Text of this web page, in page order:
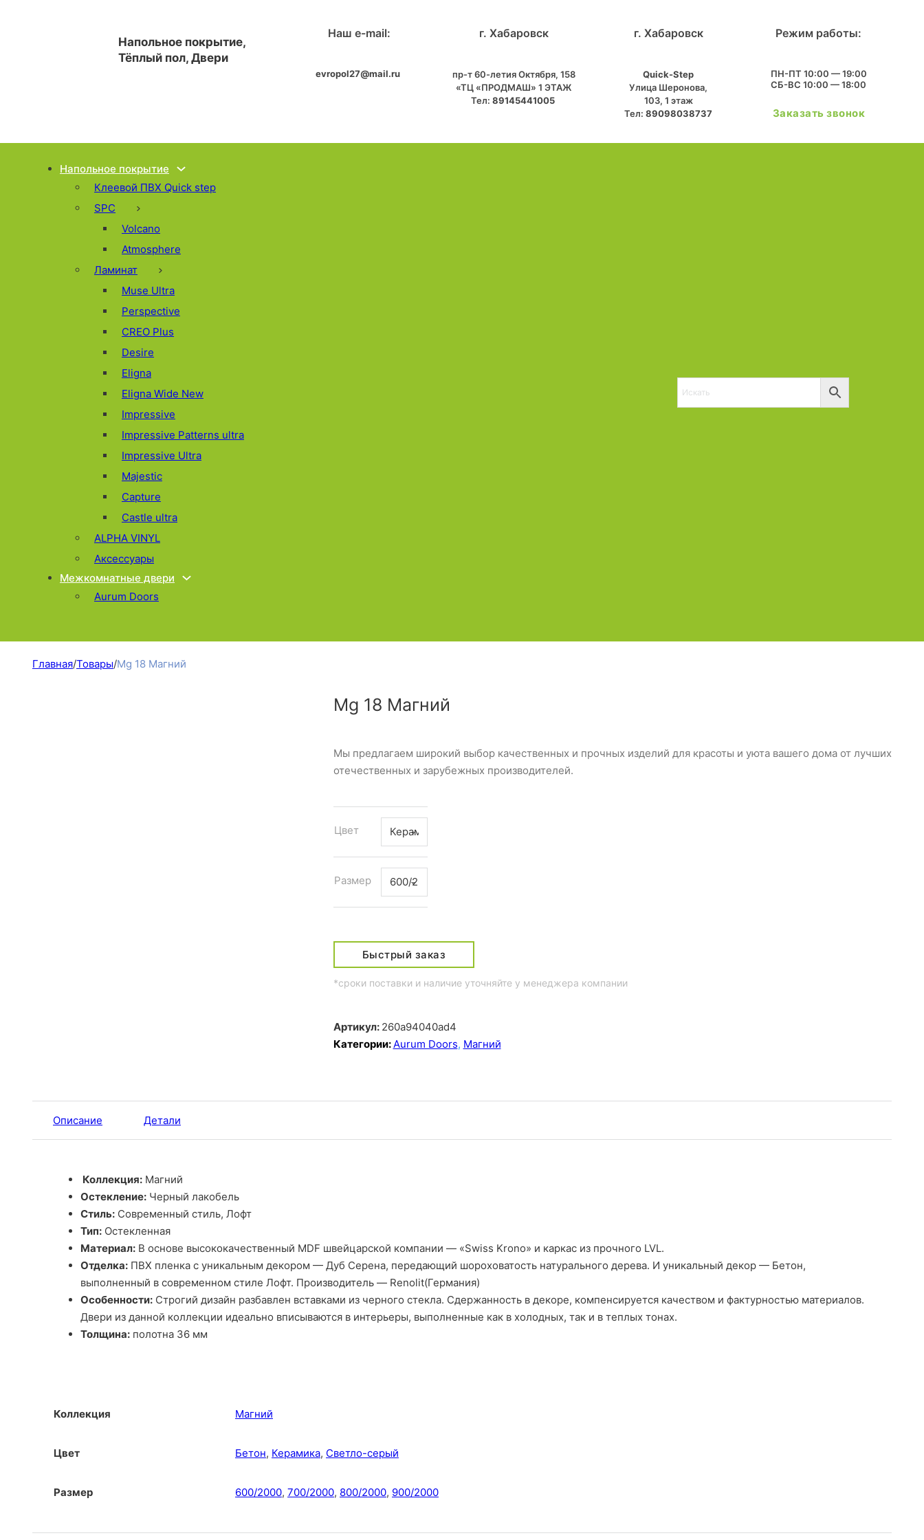
Напольное покрытие,
Тёплый пол, Двери
Наш e-mail:
evropol27@mail.ru
г. Хабаровск
пр-т 60-летия Октября, 158
«ТЦ «ПРОДМАШ» 1 ЭТАЖ
Тел: 89145441005
г. Хабаровск
Quick-Step
​Улица Шеронова,
103, ​1 этаж
Тел: 89098038737
Режим работы:
ПН-ПТ 10:00 — 19:00
СБ-ВС 10:00 — 18:00
Заказать звонок
Напольное покрытие
Клеевой ПВХ Quick step
SPC
Volcano
Atmosphere
Ламинат
Muse Ultra
Perspective
CREO Plus
Desire
Eligna
Eligna Wide New
Impressive
Impressive Patterns ultra
Impressive Ultra
Majestic
Capture
Castle ultra
ALPHA VINYL
Аксессуары
Межкомнатные двери
Aurum Doors
Главная/Товары/Mg 18 Магний
Mg 18 Магний
Мы предлагаем широкий выбор качественных и прочных изделий для красоты и уюта вашего дома от лучших
отечественных и зарубежных производителей.
Цвет
Размер
Быстрый заказ
*сроки поставки и наличие уточняйте у менеджера компании
Артикул: 260a94040ad4
Категории:Aurum Doors, Магний
Описание Детали
Коллекция: Магний
Остекление: Черный лакобель
Стиль: Современный стиль, Лофт
Тип: Остекленная
Материал: В основе высококачественный MDF швейцарской компании — «Swiss Krono» и каркас из прочного LVL.
Отделка: ПВХ пленка с уникальным декором — Дуб Серена, передающий шороховатость натурального дерева. И уникальный декор — Бетон,
выполненный в современном стиле Лофт. Производитель — Renolit(Германия)
Особенности: Строгий дизайн разбавлен вставками из черного стекла. Сдержанность в декоре, компенсируется качеством и фактурностью материалов.
Двери из данной коллекции идеально вписываются в интерьеры, выполненные как в холодных, так и в теплых тонах.
Толщина: полотна 36 мм
Коллекция Магний
Цвет Бетон, Керамика, Светло-серый
Размер 600/2000, 700/2000, 800/2000, 900/2000